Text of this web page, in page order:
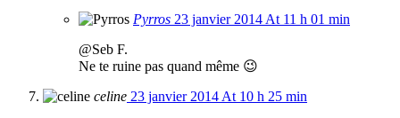
Pyrros 23 janvier 2014 At 11 h 01 min
@Seb F.
Ne te ruine pas quand même 😉
celine 23 janvier 2014 At 10 h 25 min